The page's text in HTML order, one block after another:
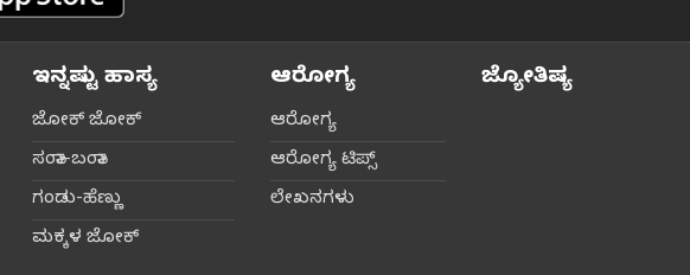
ಇನ್ನಷ್ಟು ಹಾಸ್ಯ
ಜೋಕ್ ಜೋಕ್
ಸಂತಾ-ಬಂತಾ
ಗಂಡು-ಹೆಣ್ಣು
ಮಕ್ಕಳ ಜೋಕ್‌
ಆರೋಗ್ಯ
ಆರೋಗ್ಯ
ಆರೋಗ್ಯ ಟಿಪ್ಸ್‌
ಲೇಖನಗಳು
ಜ್ಯೋತಿಷ್ಯ